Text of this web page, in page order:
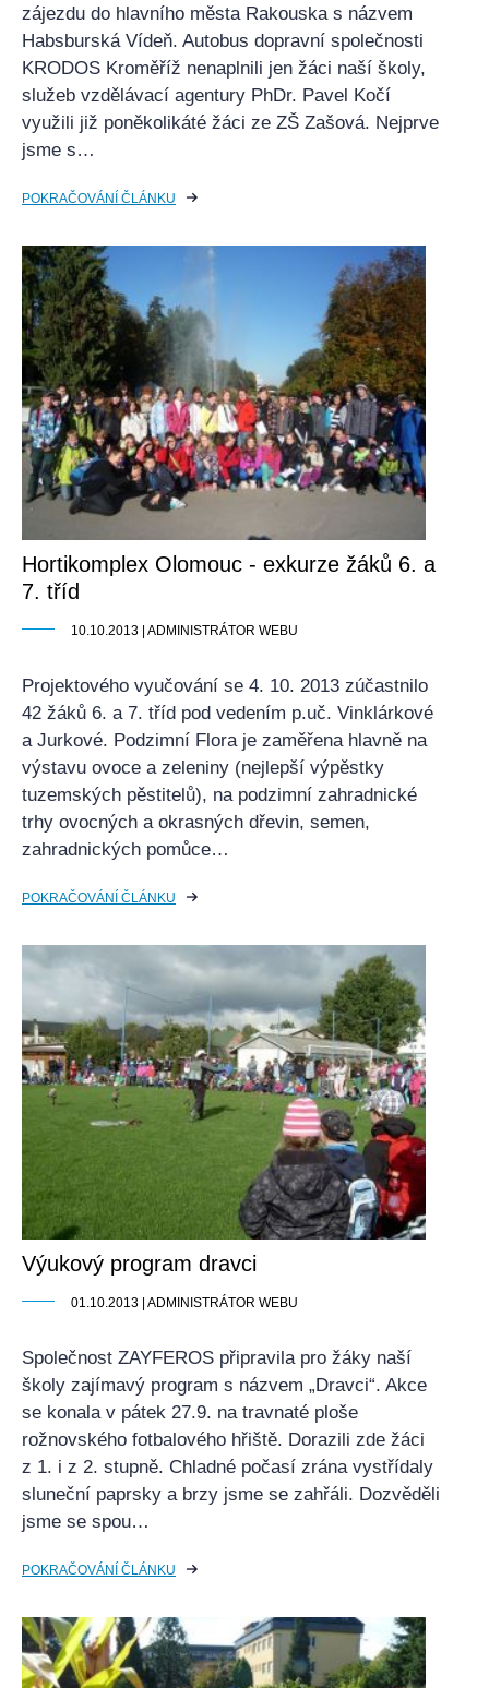
zájezdu do hlavního města Rakouska s názvem
Habsburská Vídeň. Autobus dopravní společnosti
KRODOS Kroměříž nenaplnili jen žáci naší školy,
služeb vzdělávací agentury PhDr. Pavel Kočí
využili již poněkolikáté žáci ze ZŠ Zašová. Nejprve
jsme s…
POKRAČOVÁNÍ ČLÁNKU
Hortikomplex Olomouc - exkurze žáků 6. a
7. tříd
10.10.2013 | ADMINISTRÁTOR WEBU
Projektového vyučování se 4. 10. 2013 zúčastnilo
42 žáků 6. a 7. tříd pod vedením p.uč. Vinklárkové
a Jurkové. Podzimní Flora je zaměřena hlavně na
výstavu ovoce a zeleniny (nejlepší výpěstky
tuzemských pěstitelů), na podzimní zahradnické
trhy ovocných a okrasných dřevin, semen,
zahradnických pomůce…
POKRAČOVÁNÍ ČLÁNKU
Výukový program dravci
01.10.2013 | ADMINISTRÁTOR WEBU
Společnost ZAYFEROS připravila pro žáky naší
školy zajímavý program s názvem „Dravci“. Akce
se konala v pátek 27.9. na travnaté ploše
rožnovského fotbalového hřiště. Dorazili zde žáci
z 1. i z 2. stupně. Chladné počasí zrána vystřídaly
sluneční paprsky a brzy jsme se zahřáli. Dozvěděli
jsme se spou…
POKRAČOVÁNÍ ČLÁNKU